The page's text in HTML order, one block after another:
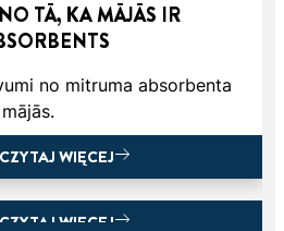
TĀ, KA MĀJĀS IR
no mitruma absorbenta
CZYTAJ WIĘCEJ
CZYTAJ WIĘCEJ